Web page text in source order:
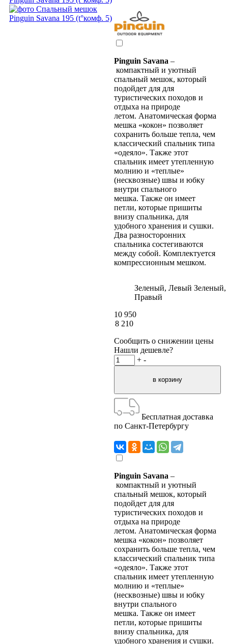
Pinguin Savana –
компактный и уютный
спальный мешок, который
подойдет для для
туристических походов и
отдыха на природе
летом. Анатомическая форма
мешка «кокон» позволяет
сохранить больше тепла, чем
классический спальник типа
«одеяло». Также этот
спальник имеет утепленную
молнию и «теплые»
(несквозные) швы и юбку
внутри спального
мешка. Также он имеет
петли, которые пришиты
внизу спальника, для
удобного хранения и сушки.
Два разносторонних
спальника состегиваются
между собой. Комплектуется
компрессионным мешком.
Зеленый, Левый Зеленый,
Правый
10 950
8 210
Сообщить о снижении цены
Нашли дешевле?
+ -
Бесплатная доставка
по Санкт-Петербургу
Pinguin Savana –
компактный и уютный
спальный мешок, который
подойдет для для
туристических походов и
отдыха на природе
летом. Анатомическая форма
мешка «кокон» позволяет
сохранить больше тепла, чем
классический спальник типа
«одеяло». Также этот
спальник имеет утепленную
молнию и «теплые»
(несквозные) швы и юбку
внутри спального
мешка. Также он имеет
петли, которые пришиты
внизу спальника, для
удобного хранения и сушки.